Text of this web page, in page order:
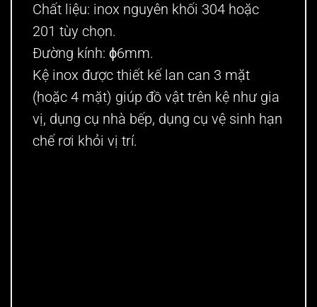
Chất liệu: inox nguyên khối 304 hoặc
201 tùy chọn.
Đường kính: ϕ6mm.
Kệ inox được thiết kế lan can 3 mặt
(hoặc 4 mặt) giúp đồ vật trên kệ như gia
vị, dụng cụ nhà bếp, dụng cụ vệ sinh hạn
chế rơi khỏi vị trí.